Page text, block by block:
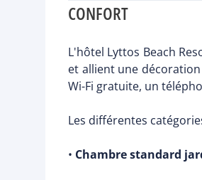
CONFORT
L'hôtel Lyttos Beach
et allient une
Wi-Fi gratuite, un
Les différentes
• Chambre standard